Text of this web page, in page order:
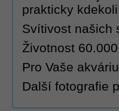
prakticky
Svítivost našich
Životnost
Pro Vaše
Další fotografie